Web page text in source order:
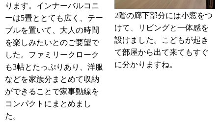
ります。インナーバルコニ
ーは5畳ととても広く、テー
ブルを置いて、大人の時間
を楽しみたいとのご要望で
した。ファミリークローク
も3帖とたっぷりあり、洋服
などを家族分まとめて収納
ができることで家事動線を
コンパクトにまとめまし
た。
2階の廊下部分には小窓をつ
けて、リビングと一体感を
設けました。こどもが起き
て部屋から出て来てもすぐ
に分かりますね。